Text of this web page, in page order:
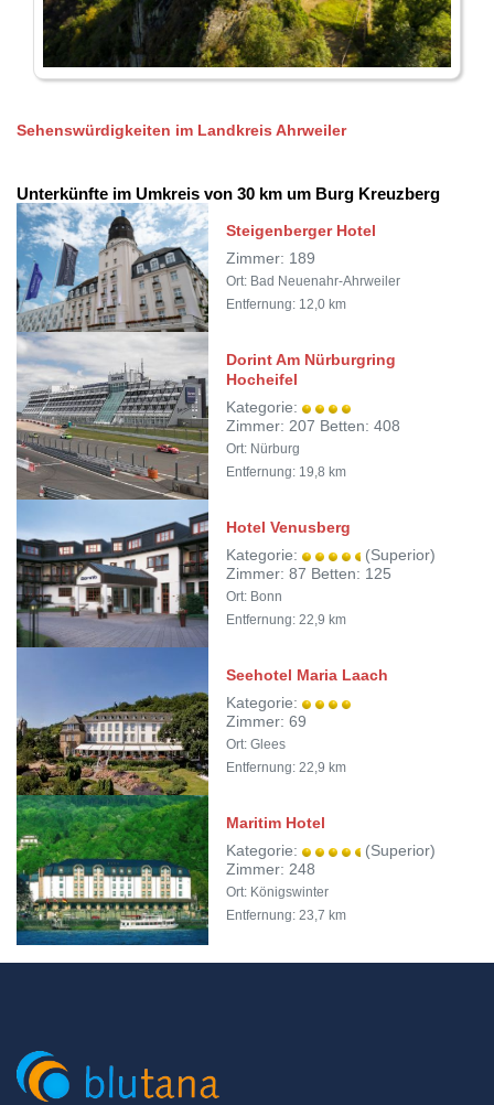
Sehenswürdigkeiten im Landkreis Ahrweiler
Unterkünfte im Umkreis von 30 km um Burg Kreuzberg
Steigenberger Hotel
Zimmer: 189
Ort: Bad Neuenahr-Ahrweiler
Entfernung: 12,0 km
Dorint Am Nürburgring
Hocheifel
Kategorie:
Zimmer: 207 Betten: 408
Ort: Nürburg
Entfernung: 19,8 km
Hotel Venusberg
Kategorie:
(Superior)
Zimmer: 87 Betten: 125
Ort: Bonn
Entfernung: 22,9 km
Seehotel Maria Laach
Kategorie:
Zimmer: 69
Ort: Glees
Entfernung: 22,9 km
Maritim Hotel
Kategorie:
(Superior)
Zimmer: 248
Ort: Königswinter
Entfernung: 23,7 km